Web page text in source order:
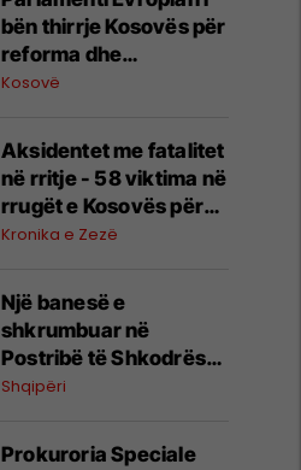
bën thirrje Kosovës për
reforma dhe
institucione
Kosovë
Aksidentet me fatalitet
në rritje - 58 viktima në
rrugët e Kosovës për
shtatë muaj
Kronika e Zezë
Një banesë e
shkrumbuar në
Postribë të Shkodrës,
dyshohet për një fëmijë
Shqipëri
Prokuroria Speciale